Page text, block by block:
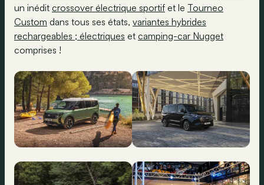
un inédit crossover électrique sportif et le Tourneo
Custom dans tous ses états, variantes hybrides
rechargeables ; électriques et camping-car Nugget
comprises !